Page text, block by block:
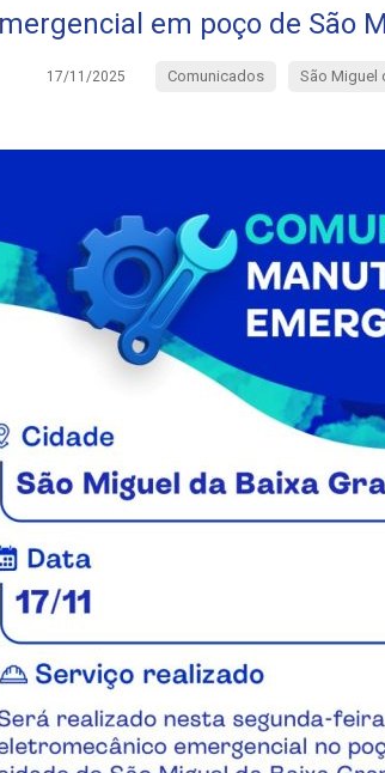
em poço de São
17/11/2025 Comunicados São Miguel